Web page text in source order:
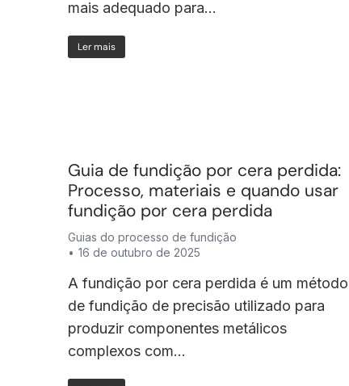
mais adequado para...
Ler mais
Guia de fundição por cera perdida:
Processo, materiais e quando usar
fundição por cera perdida
Guias do processo de fundição
16 de outubro de 2025
A fundição por cera perdida é um método
de fundição de precisão utilizado para
produzir componentes metálicos
complexos com...